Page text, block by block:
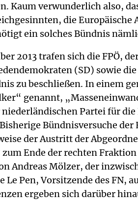
Kaum verwunderlich also,
die
ein solches Bündnis
2013 trafen sich die FPÖ,
(SD) sowie
zu beschließen. In einem
genannt,
Partei für
Bündnisversuche
der Austritt der
Ende der rechten
Andreas Mölzer, der
Pen, Vorsitzende des FN,
ergeben sich darüber